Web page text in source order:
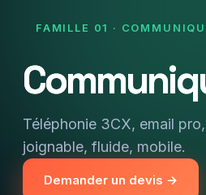
FAMILLE 01 ·
Téléphonie 3CX, email
joignable, fluide, mobile.
Demander un devis →